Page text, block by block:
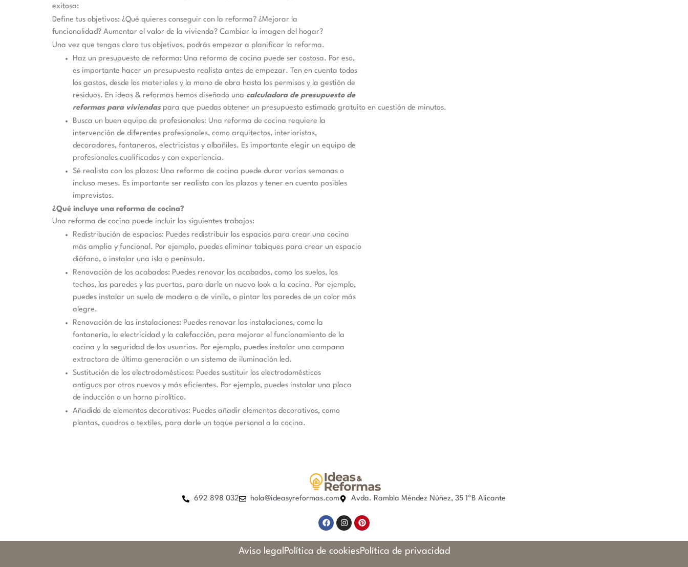
exitosa:
Define tus objetivos: ¿Qué quieres conseguir con la reforma? ¿Mejorar la
funcionalidad? Aumentar el valor de la vivienda? Cambiar la imagen del hogar?
Una vez que tengas claro tus objetivos, podrás empezar a planificar la reforma.
Haz un presupuesto de reforma: Una reforma de cocina puede ser costosa. Por eso,
es importante hacer un presupuesto realista antes de empezar. Ten en cuenta todos
los gastos, desde los materiales y la mano de obra hasta los permisos y la gestión de
residuos. En ideas & reformas hemos diseñado una calculadora de presupuesto de
reformas para viviendaspara que puedas obtener un presupuesto estimado gratuito en cuestión de minutos.
Busca un buen equipo de profesionales: Una reforma de cocina requiere la
intervención de diferentes profesionales, como arquitectos, interioristas,
decoradores, fontaneros, electricistas y albañiles. Es importante elegir un equipo de
profesionales cualificados y con experiencia.
Sé realista con los plazos: Una reforma de cocina puede durar varias semanas o
incluso meses. Es importante ser realista con los plazos y tener en cuenta posibles
imprevistos.
¿Qué incluye una reforma de cocina?
Una reforma de cocina puede incluir los siguientes trabajos:
Redistribución de espacios: Puedes redistribuir los espacios para crear una cocina
más amplia y funcional. Por ejemplo, puedes eliminar tabiques para crear un espacio
diáfano, o instalar una isla o península.
Renovación de los acabados: Puedes renovar los acabados, como los suelos, los
techos, las paredes y las puertas, para darle un nuevo look a la cocina. Por ejemplo,
puedes instalar un suelo de madera o de vinilo, o pintar las paredes de un color más
alegre.
Renovación de las instalaciones: Puedes renovar las instalaciones, como la
fontanería, la electricidad y la calefacción, para mejorar el funcionamiento de la
cocina y la seguridad de los usuarios. Por ejemplo, puedes instalar una campana
extractora de última generación o un sistema de iluminación led.
Sustitución de los electrodomésticos: Puedes sustituir los electrodomésticos
antiguos por otros nuevos y más eficientes. Por ejemplo, puedes instalar una placa
de inducción o un horno pirolítico.
Añadido de elementos decorativos: Puedes añadir elementos decorativos, como
plantas, cuadros o textiles, para darle un toque personal a la cocina.
692 898 032 hola@ideasyreformas.com Avda. Rambla Méndez Núñez, 35 1ºB Alicante
Aviso legal Política de cookies Política de privacidad